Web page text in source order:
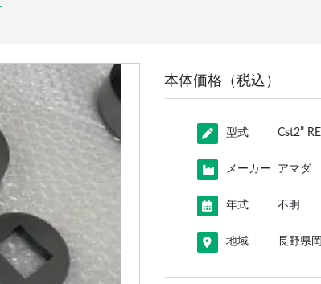
本体価格（税込）
型式 Cst2”
メーカー アマダ
年式 不明
地域 長野県